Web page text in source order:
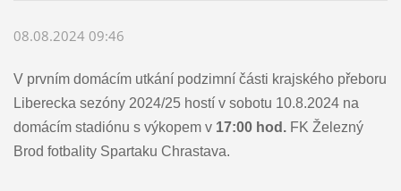
08.08.2024 09:46
V prvním domácím utkání podzimní části krajského přeboru
Liberecka sezóny 2024/25 hostí v sobotu 10.8.2024 na
domácím stadiónu s výkopem v 17:00 hod.FK Železný
Brod fotbality Spartaku Chrastava.